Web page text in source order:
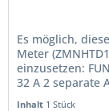
Es möglich,
Meter
einzusetzen:
32 A 2 separate
Inhalt 1 Stück